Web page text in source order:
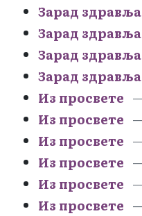
Зарад здравља
Зарад здравља
Зарад здравља
Зарад здравља
Из просвете
Из просвете
Из просвете
Из просвете
Из просвете
Из просвете